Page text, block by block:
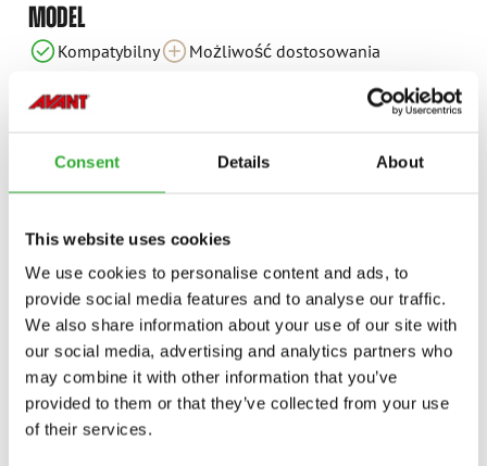
Consent Details About
This website uses cookies
We use cookies to personalise content and ads, to
provide social media features and to analyse our traffic.
We also share information about your use of our site with
our social media, advertising and analytics partners who
may combine it with other information that you’ve
provided to them or that they’ve collected from your use
of their services.
MODEL
Kompatybilny
Możliwość dostosowania
M
o
ż
l
i
w
o
ś
ć
d
o
s
t
o
s
o
w
a
n
ia
M
o
ż
l
i
w
o
ś
ć
d
o
s
t
o
s
o
w
a
n
ia
KompatybilnyKompatybilnyKompatybilnyKompatybilnyKompatybilnyKompatybilny
635i
KompatybilnyKompatybilny
640i
KompatybilnyKompatybilnyKompatybilnyKompatybilnyKompatybilnyKompatybilnyKompatybilny
755i
Kompatybilny
Kompatybilny
845
Kompatybilny
850
KompatybilnyKompatybilny
DOSTĘPNE OPCJE
ZACZEP KULOWY 50 MM